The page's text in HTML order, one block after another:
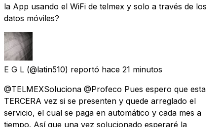
la App usando el WiFi de telmex y solo a través de los
datos móviles?
E G L (@latin510) reportó hace 21 minutos
@TELMEXSoluciona @Profeco Pues espero que esta
TERCERA vez si se presenten y quede arreglado el
servicio, el cual se paga en automático y cada mes a
tiempo. Así que una vez solucionado esperaré la